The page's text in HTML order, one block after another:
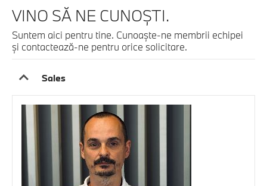
VINO SĂ NE CUNOȘTI.
Suntem aici pentru tine. Cunoaşte-ne membrii echipei
şi contactează-ne pentru orice solicitare.
Sales